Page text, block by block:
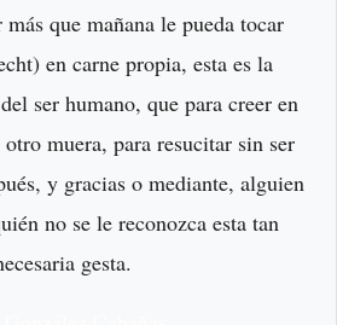
que mañana le pueda tocar
en carne propia, esta es la
ser humano, que para creer en
muera, para resucitar sin ser
y gracias o mediante, alguien
no se le reconozca esta tan
gesta.